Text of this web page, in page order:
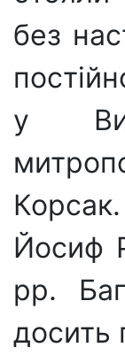
без
у
Йосиф
рр.
досить